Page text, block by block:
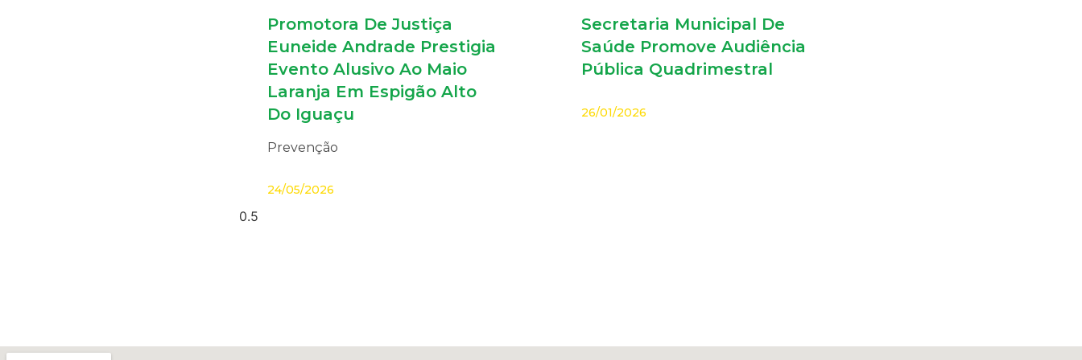
Promotora De Justiça
Euneide Andrade Prestigia
Evento Alusivo Ao Maio
Laranja Em Espigão Alto
Do Iguaçu
Prevenção
24/05/2026
Secretaria Municipal De
Saúde Promove Audiência
Pública Quadrimestral
26/01/2026